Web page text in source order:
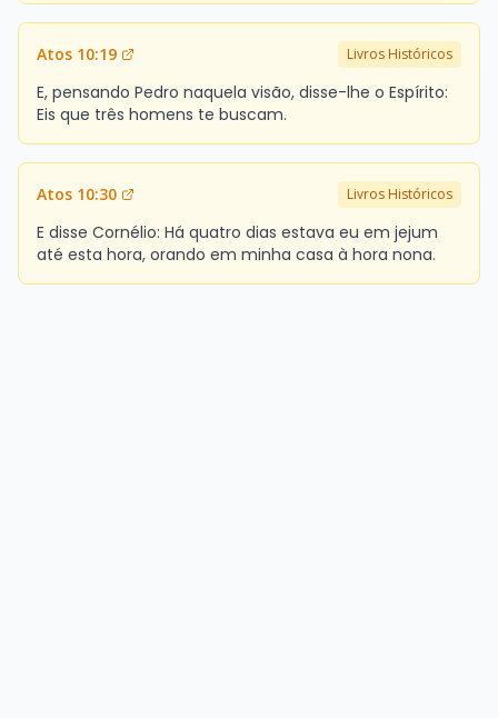
Atos 10:19 Livros Históricos
E, pensando Pedro naquela visão, disse-lhe o Espírito:
Eis que três homens te buscam.
Atos 10:30 Livros Históricos
E disse Cornélio: Há quatro dias estava eu em jejum
até esta hora, orando em minha casa à hora nona.